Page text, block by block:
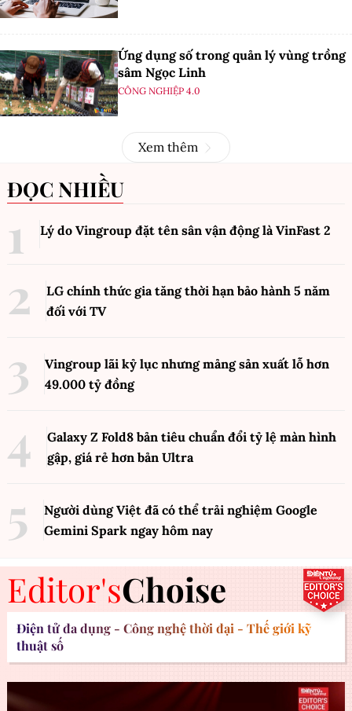
Ứng dụng số trong quản lý vùng trồng
sâm Ngọc Linh
CÔNG NGHIỆP 4.0
Xem thêm
ĐỌC NHIỀU
Lý do Vingroup đặt tên sân vận động là VinFast 2
LG chính thức gia tăng thời hạn bảo hành 5 năm
đối với TV
Vingroup lãi kỷ lục nhưng mảng sản xuất lỗ hơn
49.000 tỷ đồng
Galaxy Z Fold8 bản tiêu chuẩn đổi tỷ lệ màn hình
gập, giá rẻ hơn bản Ultra
Người dùng Việt đã có thể trải nghiệm Google
Gemini Spark ngay hôm nay
Editor'sChoise
Điện tử đa dụng - Công nghệ thời đại - Thế giới kỹ
thuật số